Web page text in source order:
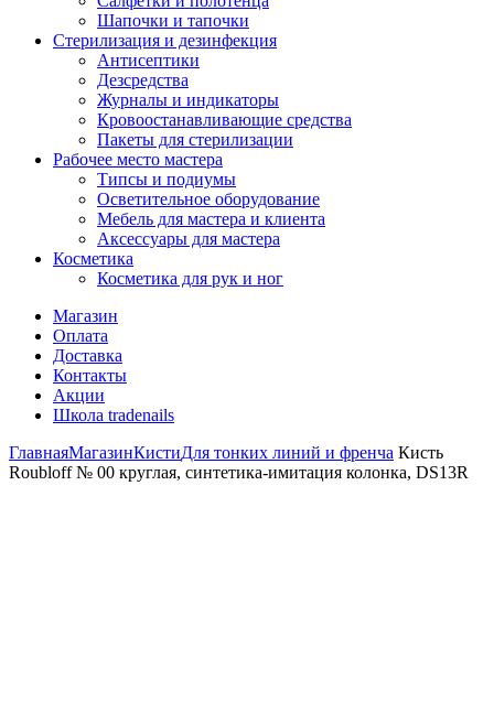
Шапочки и тапочки
Стерилизация и дезинфекция
Антисептики
Дезсредства
Журналы и индикаторы
Кровоостанавливающие средства
Пакеты для стерилизации
Рабочее место мастера
Типсы и подиумы
Осветительное оборудование
Мебель для мастера и клиента
Аксессуары для мастера
Косметика
Косметика для рук и ног
Магазин
Оплата
Доставка
Контакты
Акции
Школа tradenails
ГлавнаяМагазинКистиДля тонких линий и френча Кисть
Roubloff № 00 круглая, синтетика-имитация колонка, DS13R